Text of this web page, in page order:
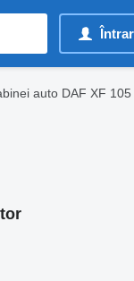
auto DAF XF 105